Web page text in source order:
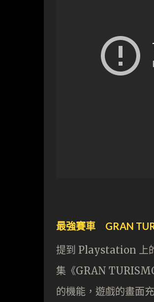
最強賽車 GRAN
提到 Playstation 上
集《GRAN
的機能，遊戲的畫面